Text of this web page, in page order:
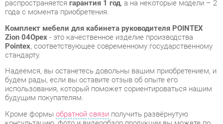
Надеемся, вы останетесь довольны вашим приобретением, и
использования, который поможет сориентироваться нашим
будущим покупателям.
Кроме формы обратной связи получить развёрнутую
консультацию, фото и видеообзор продукции вы можете по
e-mail, телефону в Екатеринбурге и через мессенджеры
Telegram и WhatsApp.
Готовые комплекты также можно сравнить между собой в
нашем шоу-руме и купить Комплект мебели для кабинета
руководителя POINTEX Zion 04Орех, самостоятельно забрав
его с нашего центрального склада в г. Екатеринбург. Полный